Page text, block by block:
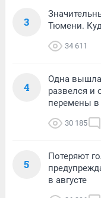
3
Тюмени.
34 611
4
Одна вышла
развелся и
перемены в
30 185
5
Потеряют
в августе